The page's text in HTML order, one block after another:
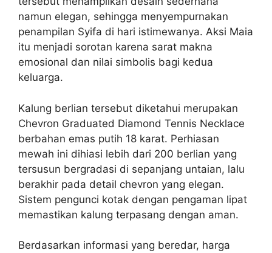
namun elegan, sehingga menyempurnakan
penampilan Syifa di hari istimewanya. Aksi Maia
itu menjadi sorotan karena sarat makna
emosional dan nilai simbolis bagi kedua
keluarga.
Kalung berlian tersebut diketahui merupakan
Chevron Graduated Diamond Tennis Necklace
berbahan emas putih 18 karat. Perhiasan
mewah ini dihiasi lebih dari 200 berlian yang
tersusun bergradasi di sepanjang untaian, lalu
berakhir pada detail chevron yang elegan.
Sistem pengunci kotak dengan pengaman lipat
memastikan kalung terpasang dengan aman.
Berdasarkan informasi yang beredar, harga